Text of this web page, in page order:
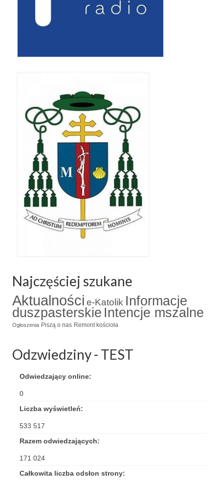
Najczęściej szukane
Aktualności e-Katolik Informacje
duszpasterskie Intencje mszalne
Ogłoszenia Piszą o nas Remont kościoła
Odzwiedziny - TEST
Odwiedzający online:
0
Liczba wyświetleń:
533 517
Razem odwiedzających:
171 024
Całkowita liczba odsłon strony: